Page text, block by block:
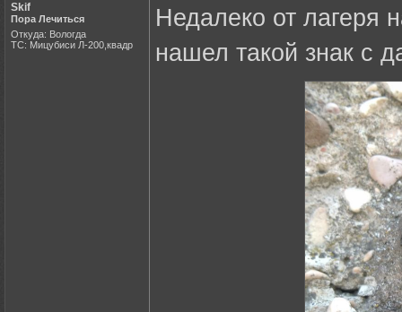
Skif
Пора Лечиться
Откуда: Вологда
ТС: Мицубиси Л-200,квадр
Недалеко от лагеря
нашел такой знак с